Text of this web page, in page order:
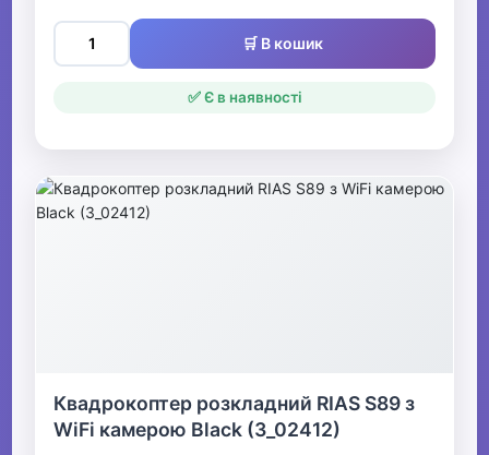
🛒 В кошик
✅ Є в наявності
Квадрокоптер розкладний RIAS S89 з
WiFi камерою Black (3_02412)